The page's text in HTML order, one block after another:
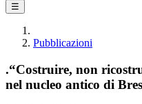
☰
Pubblicazioni
.“Costruire, non
nel nucleo antico di